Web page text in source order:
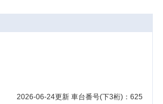
2026-06-24更新 車台番号(下3桁)：625